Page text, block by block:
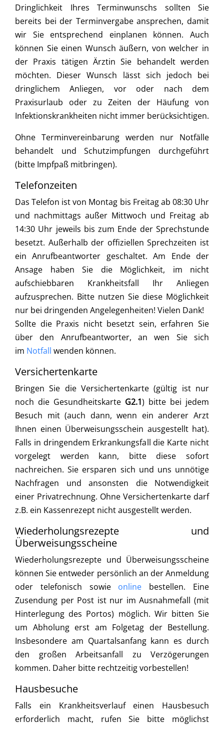
Dringlichkeit Ihres Terminwunschs sollten Sie
bereits bei der Terminvergabe ansprechen, damit
wir Sie entsprechend einplanen können. Auch
können Sie einen Wunsch äußern, von welcher in
der Praxis tätigen Ärztin Sie behandelt werden
möchten. Dieser Wunsch lässt sich jedoch bei
dringlichem Anliegen, vor oder nach dem
Praxisurlaub oder zu Zeiten der Häufung von
Infektionskrankheiten nicht immer berücksichtigen.
Ohne Terminvereinbarung werden nur Notfälle
behandelt und Schutzimpfungen durchgeführt
(bitte Impfpaß mitbringen).
Telefonzeiten
Das Telefon ist von Montag bis Freitag ab 08:30 Uhr
und nachmittags außer Mittwoch und Freitag ab
14:30 Uhr jeweils bis zum Ende der Sprechstunde
besetzt. Außerhalb der offiziellen Sprechzeiten ist
ein Anrufbeantworter geschaltet. Am Ende der
Ansage haben Sie die Möglichkeit, im nicht
aufschiebbaren Krankheitsfall Ihr Anliegen
aufzusprechen. Bitte nutzen Sie diese Möglichkeit
nur bei dringenden Angelegenheiten! Vielen Dank!
Sollte die Praxis nicht besetzt sein, erfahren Sie
über den Anrufbeantworter, an wen Sie sich
im Notfall wenden können.
Versichertenkarte
Bringen Sie die Versichertenkarte (gültig ist nur
noch die Gesundheitskarte G2.1) bitte bei jedem
Besuch mit (auch dann, wenn ein anderer Arzt
Ihnen einen Überweisungsschein ausgestellt hat).
Falls in dringendem Erkrankungsfall die Karte nicht
vorgelegt werden kann, bitte diese sofort
nachreichen. Sie ersparen sich und uns unnötige
Nachfragen und ansonsten die Notwendigkeit
einer Privatrechnung. Ohne Versichertenkarte darf
z.B. ein Kassenrezept nicht ausgestellt werden.
Wiederholungsrezepte und
Überweisungsscheine
Wiederholungsrezepte und Überweisungsscheine
können Sie entweder persönlich an der Anmeldung
oder telefonisch sowie
online
bestellen. Eine
Zusendung per Post ist nur im Ausnahmefall (mit
Hinterlegung des Portos) möglich. Wir bitten Sie
um Abholung erst am Folgetag der Bestellung.
Insbesondere am Quartalsanfang kann es durch
den großen Arbeitsanfall zu Verzögerungen
kommen. Daher bitte rechtzeitig vorbestellen!
Hausbesuche
Falls ein Krankheitsverlauf einen Hausbesuch
erforderlich macht, rufen Sie bitte möglichst